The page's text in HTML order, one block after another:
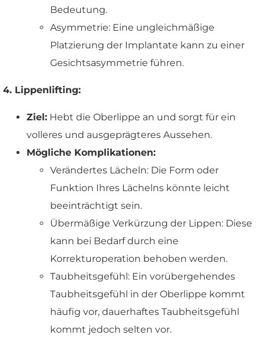
Bedeutung.
Asymmetrie: Eine ungleichmäßige
Platzierung der Implantate kann zu einer
Gesichtsasymmetrie führen.
4. Lippenlifting:
Ziel: Hebt die Oberlippe an und sorgt für ein
volleres und ausgeprägteres Aussehen.
Mögliche Komplikationen:
Verändertes Lächeln: Die Form oder
Funktion Ihres Lächelns könnte leicht
beeinträchtigt sein.
Übermäßige Verkürzung der Lippen: Diese
kann bei Bedarf durch eine
Korrekturoperation behoben werden.
Taubheitsgefühl: Ein vorübergehendes
Taubheitsgefühl in der Oberlippe kommt
häufig vor, dauerhaftes Taubheitsgefühl
kommt jedoch selten vor.